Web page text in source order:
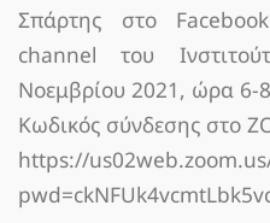
Σπάρτης στο
channel του
Νοεμβρίου 2021, ώρα 6-
Κωδικός σύνδεσης στο
https://